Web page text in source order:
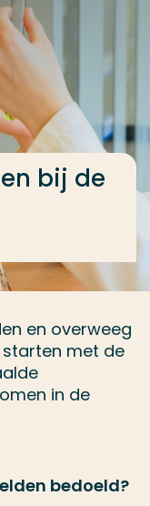
voltijd
bij de
en overweeg
met de
in de
bedoeld?